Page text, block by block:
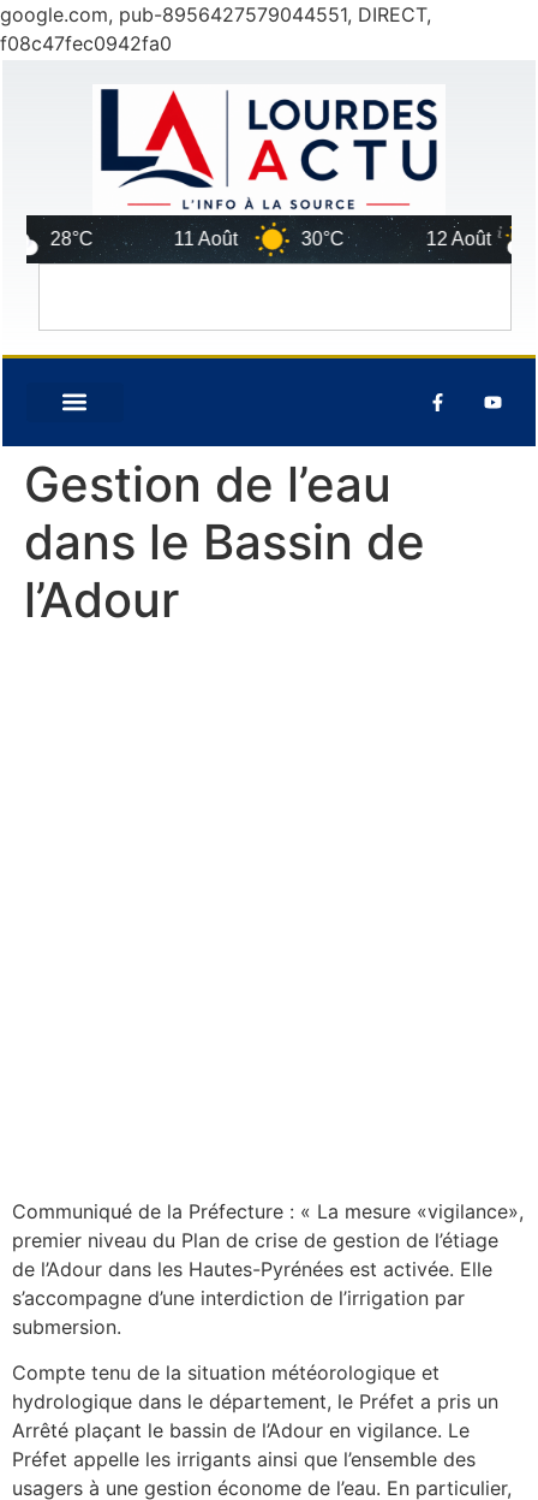
google.com, pub-8956427579044551, DIRECT,
f08c47fec0942fa0
28°C 11 Août 30°C 12 Août
Gestion de l’eau
dans le Bassin de
l’Adour
Communiqué de la Préfecture : « La mesure «vigilance»,
premier niveau du Plan de crise de gestion de l’étiage
de l’Adour dans les Hautes-Pyrénées est activée. Elle
s’accompagne d’une interdiction de l’irrigation par
submersion.
Compte tenu de la situation météorologique et
hydrologique dans le département, le Préfet a pris un
Arrêté plaçant le bassin de l’Adour en vigilance. Le
Préfet appelle les irrigants ainsi que l’ensemble des
usagers à une gestion économe de l’eau. En particulier,